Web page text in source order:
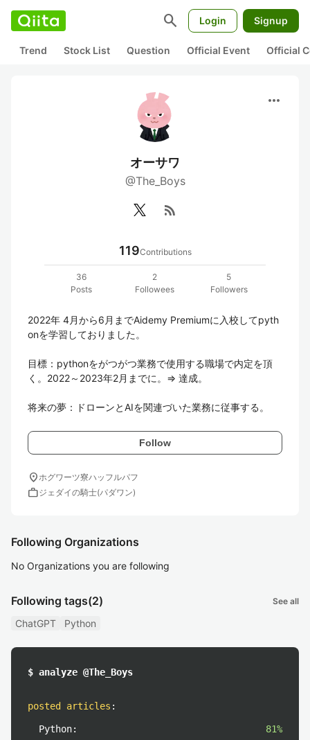
search Login Signup
Trend Stock List Question Official Event Official
more_horiz
オーサワ
@The_Boys
rss_feed
119Contributions
36
Posts
2
Followees
5
Followers
2022年 4月から6月までAidemy Premiumに入校してpyth
onを学習しておりました。
目標：pythonをがつがつ業務で使用する職場で内定を頂
く。2022～2023年2月までに。⇒ 達成。
将来の夢：ドローンとAIを関連づいた業務に従事する。
Follow
location_onホグワーツ寮ハッフルパフ
workジェダイの騎士(パダワン)
Following Organizations
No Organizations you are following
Following tags(2) See all
ChatGPT Python
$ analyze @The_Boys
posted articles :
Python:
81%